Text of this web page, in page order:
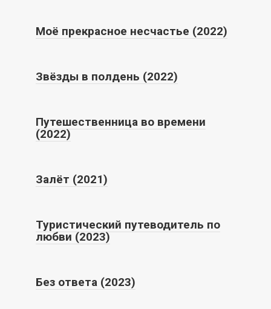
Моё прекрасное несчастье (2022)
Звёзды в полдень (2022)
Путешественница во времени
(2022)
Залёт (2021)
Туристический путеводитель по
любви (2023)
Без ответа (2023)